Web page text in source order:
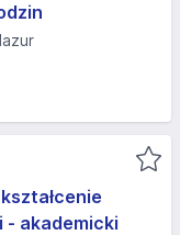
- akademicki